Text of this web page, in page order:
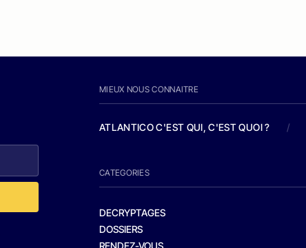
MIEUX NOUS CONNAITRE
ATLANTICO C'EST QUI, C'EST QUOI ? /
CATEGORIES
DECRYPTAGES
DOSSIERS
RENDEZ-VOUS